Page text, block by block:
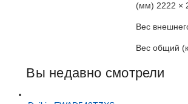
(мм) 2222 ×
Вес
Вес общий
Вы недавно смотрели